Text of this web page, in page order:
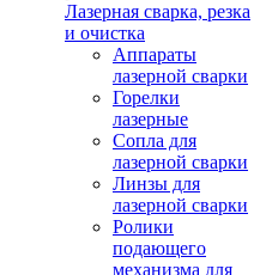
Лазерная сварка, резка
и очистка
Аппараты
лазерной сварки
Горелки
лазерные
Сопла для
лазерной сварки
Линзы для
лазерной сварки
Ролики
подающего
механизма для